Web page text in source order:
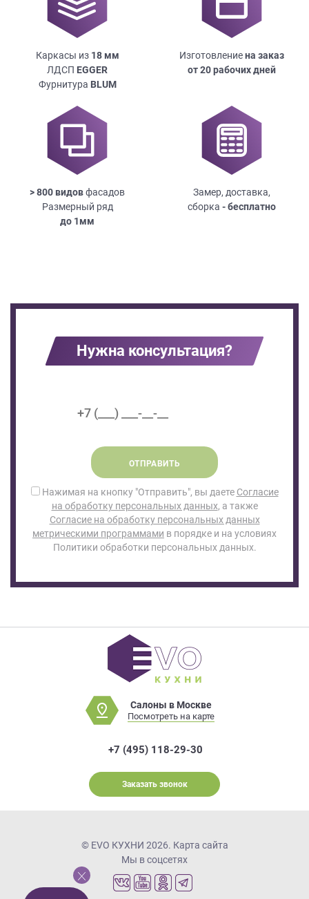
Каркасы из 18мм
ЛДСП EGGER
Фурнитура BLUM
Изготовлениена заказ
от 20 рабочих дней
> 800 видовфасадов
Размерный ряд
до 1мм
Замер, доставка,
сборка - бесплатно
Нужна консультация?
ОТПРАВИТЬ
Нажимая на кнопку "Отправить", вы даете Согласие
на обработку персональных данных, а также
Согласие на обработку персональных данных
метрическими программами в порядке и на условиях
Политики обработки персональных данных.
Салоны в Москве
Посмотреть на карте
+7 (495) 118-29-30
Заказать звонок
© EVO КУХНИ 2026. Карта сайта
Мы в соцсетях